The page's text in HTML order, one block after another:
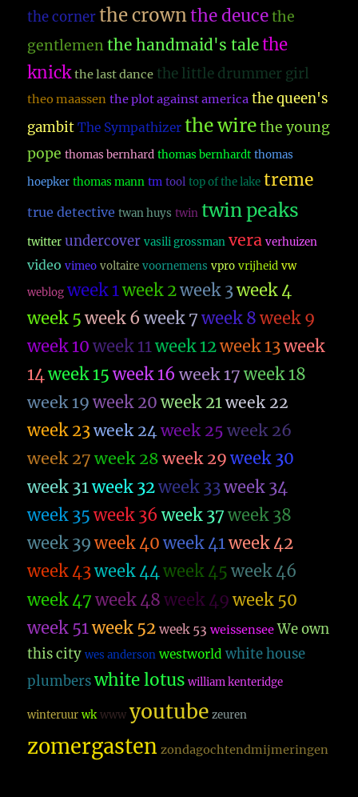
the corner the crownthe deuce the
gentlemen the handmaid's talethe
knick the last dance the little drummer girl
theo maassen the plot against america the queen's
gambit The Sympathizer the wire the young
pope thomas bernhard thomas bernhardt thomas
hoepker thomas mann tm tool top of the lake treme
true detective twan huys twin twin peaks
twitter undercover vasili grossman vera verhuizen
video vimeo voltaire voornemens vpro vrijheid vw
weblog week 1week 2week 3week 4
week 5 week 6 week 7 week 8 week 9
week 10 week 11week 12week 13week
14week 15 week 16 week 17 week 18
week 19 week 20 week 21week 22
week 23week 24week 25 week 26
week 27 week 28 week 29 week 30
week 31week 32week 33week 34
week 35 week 36 week 37 week 38
week 39 week 40 week 41week 42
week 43week 44week 45 week 46
week 47 week 48 week 49 week 50
week 51week 52 week 53 weissensee We own
this city wes anderson westworld white house
plumbers white lotus william kenteridge
winteruur wk www youtube zeuren
zomergasten zondagochtendmijmeringen